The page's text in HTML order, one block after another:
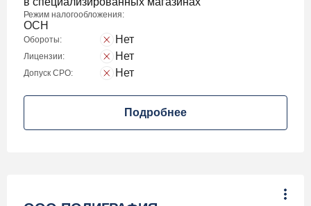
Режим налогообложения:
ОСН
Обороты: Нет
Лицензии: Нет
Допуск СРО: Нет
Подробнее